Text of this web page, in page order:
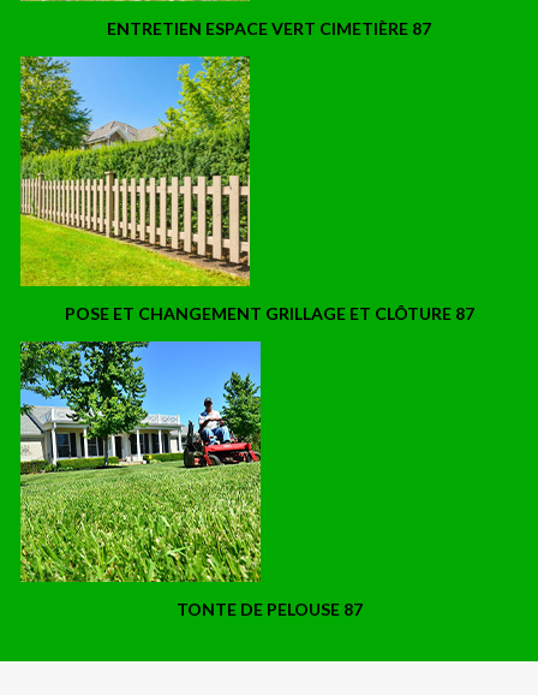
ENTRETIEN ESPACE VERT CIMETIÈRE 87
POSE ET CHANGEMENT GRILLAGE ET CLÔTURE 87
TONTE DE PELOUSE 87